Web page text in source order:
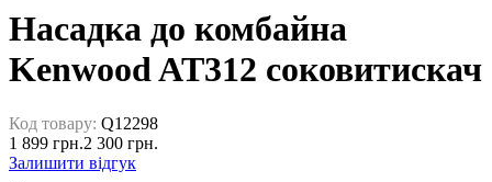
Насадка до комбайна
Kenwood AT312 соковитискач
Код товару: Q12298
1 899 грн.2 300 грн.
Залишити відгук